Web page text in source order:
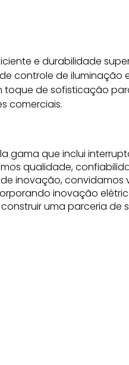
e durabilidade
controle de iluminação
de sofisticação
comerciais.
gama que inclui
qualidade,
inovação,
inovação
uma parceria de